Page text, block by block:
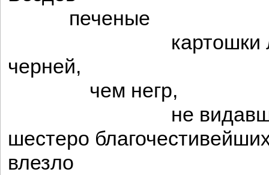
печеные
картошки
черней,
чем негр,
не видавший
шестеро
влезло